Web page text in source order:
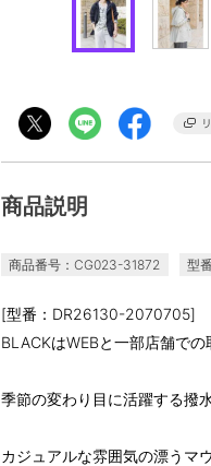
商品説明
商品番号：CG023-31872 型
[型番：DR26130-2070705]
BLACKはWEBと一部店舗での
季節の変わり目に活躍する撥
カジュアルな雰囲気の漂うマ